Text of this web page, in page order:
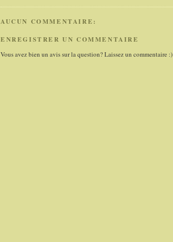
AUCUN COMMENTAIRE:
ENREGISTRER UN COMMENTAIRE
Vous avez bien un avis sur la question? Laissez un commentaire :)